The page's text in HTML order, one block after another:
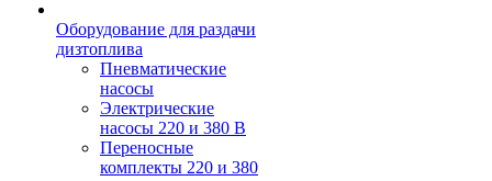
Оборудование для раздачи
дизтоплива
Пневматические
насосы
Электрические
насосы 220 и 380 В
Переносные
комплекты 220 и 380